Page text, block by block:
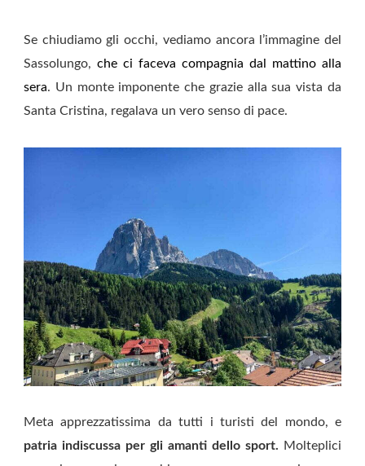
Se chiudiamo gli occhi, vediamo ancora l’immagine del
Sassolungo, che ci faceva compagnia dal mattino alla
sera. Un monte imponente che grazie alla sua vista da
Santa Cristina, regalava un vero senso di pace.
Meta apprezzatissima da tutti i turisti del mondo, e
patria indiscussa per gli amanti dello sport. Molteplici